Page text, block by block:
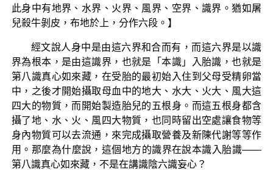
此身中有地界、水界、火界、風界、空界、識界。猶如屠
兒殺牛剝皮，布地於上，分作六段。】
經文說人身中是由這六界和合而有，而這六界是以識
界為根本，是由這識界，也就是「本識」入胎識，也就是
第八識真心如來藏，在受胎的最初始入住到父母受精卵當
中，之後才開始攝取母血中的地大、水大、火大、風大這
四大的物質，而開始製造胎兒的五根身。而這五根身都含
攝了地、水、火、風四大物質，也同時留出空處讓食物等
身內物質可以去流通，來完成攝取營養及新陳代謝等等作
用。那麼為什麼說，這個地方的識界在說本識入胎識——
第八識真心如來藏，不是在講識陰六識妄心？